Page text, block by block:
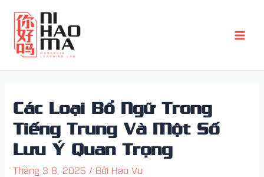
dung
Các Loại Bổ Ngữ Trong
Tiếng Trung Và Một Số
Lưu Ý Quan Trọng
Tháng 3 8, 2025 / Bởi Hao Vu
hướng
viết